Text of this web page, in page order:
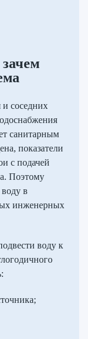
соседних
санитарным
показатели
с подачей
Поэтому
в
инженерных
воду к